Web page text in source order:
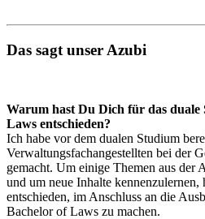
Das sagt unser Azubi
Warum hast Du Dich für das duale
Laws entschieden?
Ich habe vor dem dualen Studium
Verwaltungsfachangestellten bei der
gemacht. Um einige Themen aus der
und um neue Inhalte kennenzulernen,
entschieden, im Anschluss an die
Bachelor of Laws zu machen.